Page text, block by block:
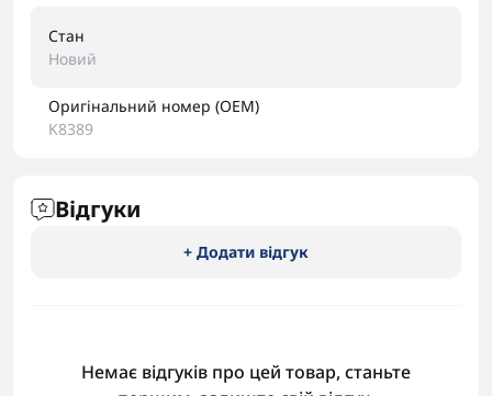
Стан
Новий
Оригінальний номер (OEM)
K8389
Відгуки
+ Додати відгук
Немає відгуків про цей товар, станьте